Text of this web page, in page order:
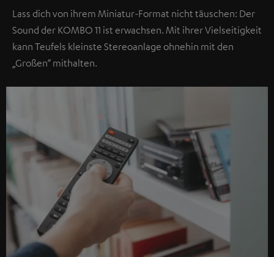
Lass dich von ihrem Miniatur-Format nicht täuschen: Der
Sound der KOMBO 11 ist erwachsen. Mit ihrer Vielseitigkeit
kann Teufels kleinste Stereoanlage ohnehin mit den
„Großen“ mithalten.